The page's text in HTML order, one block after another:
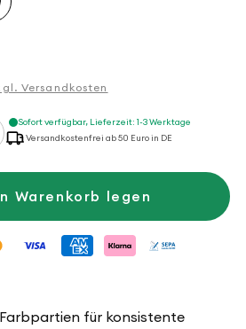
Versandkosten
Sofort verfügbar, Lieferzeit: 1-3 Werktage
Versandkostenfrei ab 50 Euro in DE
Warenkorb legen
für konsistente